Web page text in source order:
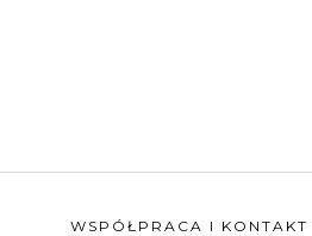
WSPÓŁPRACA I KONTAKT